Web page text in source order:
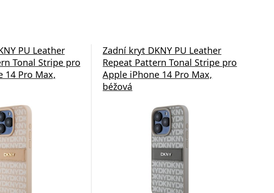
PU Leather
Tonal Stripe pro
14 Pro Max,
Zadní kryt DKNY PU Leather
Repeat Pattern Tonal Stripe pro
Apple iPhone 14 Pro Max,
béžová